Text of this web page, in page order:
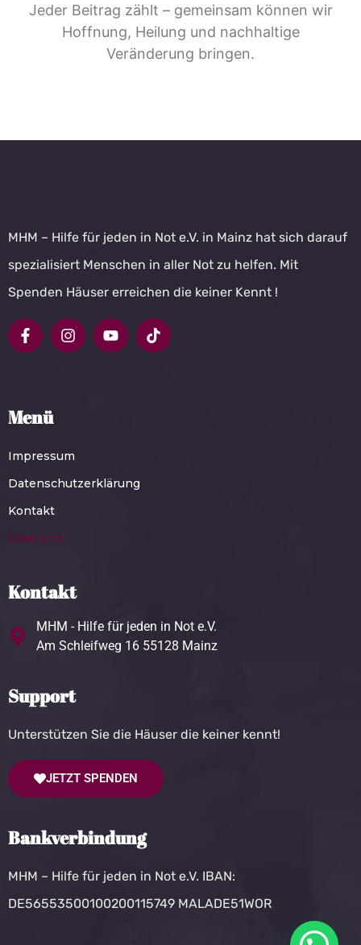
Jeder Beitrag zählt – gemeinsam können wir
Hoffnung, Heilung und nachhaltige
Veränderung bringen.
MHM – Hilfe für jeden in Not e.V. in Mainz hat sich darauf
spezialisiert Menschen in aller Not zu helfen. Mit
Spenden Häuser erreichen die keiner Kennt !
Menü
Impressum
Datenschutzerklärung
Kontakt
Über Uns
Kontakt
MHM - Hilfe für jeden in Not e.V.
Am Schleifweg 16 55128 Mainz
Support
Unterstützen Sie die Häuser die keiner kennt!
JETZT SPENDEN
Bankverbindung
MHM – Hilfe für jeden in Not e.V. IBAN:
DE56553500100200115749 MALADE51WOR